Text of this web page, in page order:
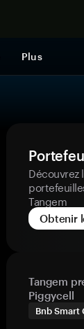
Plus
Découvrez
Tangem
Obtenir
Tangem
Piggycell
Bnb Smart